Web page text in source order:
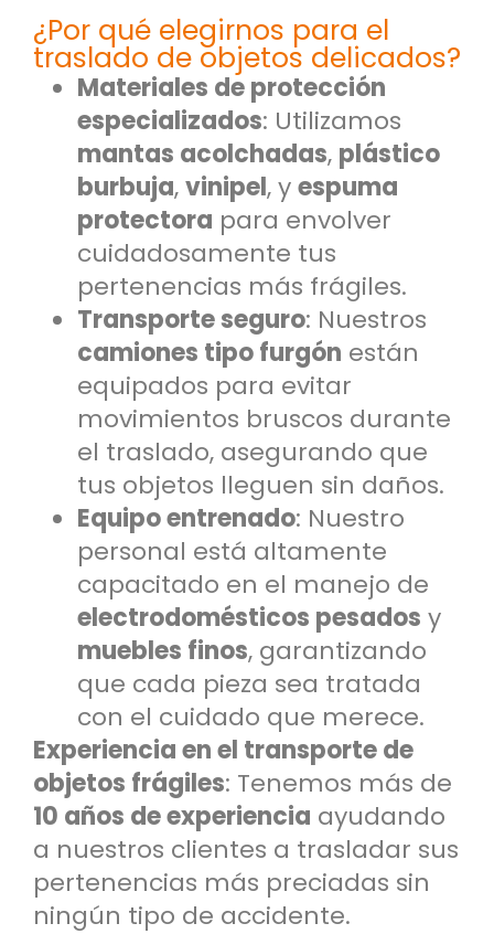
¿Por qué elegirnos para el
traslado de objetos delicados?
Materiales de protección
especializados: Utilizamos
mantas acolchadas, plástico
burbuja,vinipel, yespuma
protectora para envolver
cuidadosamente tus
pertenencias más frágiles.
Transporte seguro: Nuestros
camiones tipo furgón están
equipados para evitar
movimientos bruscos durante
el traslado, asegurando que
tus objetos lleguen sin daños.
Equipo entrenado: Nuestro
personal está altamente
capacitado en el manejo de
electrodomésticos pesados y
muebles finos, garantizando
que cada pieza sea tratada
con el cuidado que merece.
Experiencia en el transporte de
objetos frágiles: Tenemos más de
10 años de experiencia ayudando
a nuestros clientes a trasladar sus
pertenencias más preciadas sin
ningún tipo de accidente.